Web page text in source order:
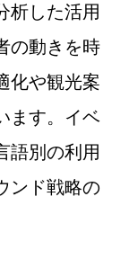
析した活用
の動きを時
化や観光案
ます。イベ
語別の利用
ンド戦略の